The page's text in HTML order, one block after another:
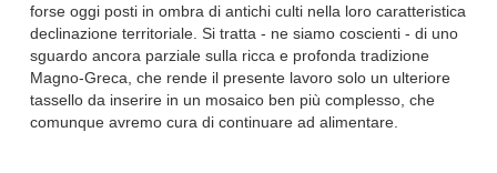
forse oggi posti in ombra di antichi culti nella loro caratteristica
declinazione territoriale. Si tratta - ne siamo coscienti - di uno
sguardo ancora parziale sulla ricca e profonda tradizione
Magno-Greca, che rende il presente lavoro solo un ulteriore
tassello da inserire in un mosaico ben più complesso, che
comunque avremo cura di continuare ad alimentare.